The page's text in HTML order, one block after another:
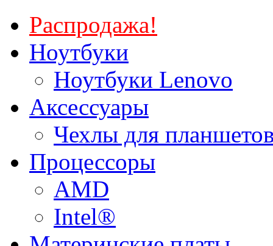
Распродажа!
Ноутбуки
Ноутбуки Lenovo
Аксессуары
Чехлы для
Процессоры
AMD
Intel®